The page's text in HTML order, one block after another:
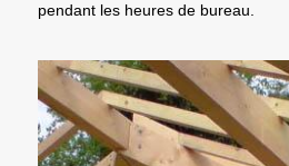
pendant les heures de bureau.